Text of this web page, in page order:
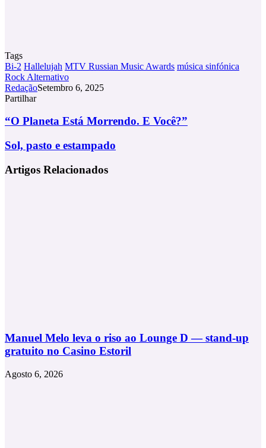
Tags
Bi-2 Hallelujah MTV Russian Music Awards música sinfónica
Rock Alternativo
RedaçãoSetembro 6, 2025
Partilhar
Via
“O
Está
Morrendo.
Você?”
“O Planeta Está Morrendo. E Você?”
Sol,
pasto
e
estampado
Sol, pasto e estampado
Artigos Relacionados
Manuel Melo leva o riso ao Lounge D — stand-up
gratuito no Casino Estoril
Agosto 6, 2026